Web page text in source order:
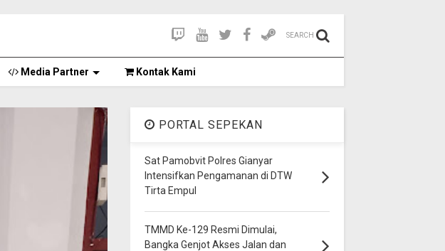
SEARCH
Media Partner Kontak Kami
PORTAL SEPEKAN
Sat Pamobvit Polres Gianyar
Intensifkan Pengamanan di DTW
Tirta Empul
TMMD Ke-129 Resmi Dimulai,
Bangka Genjot Akses Jalan dan